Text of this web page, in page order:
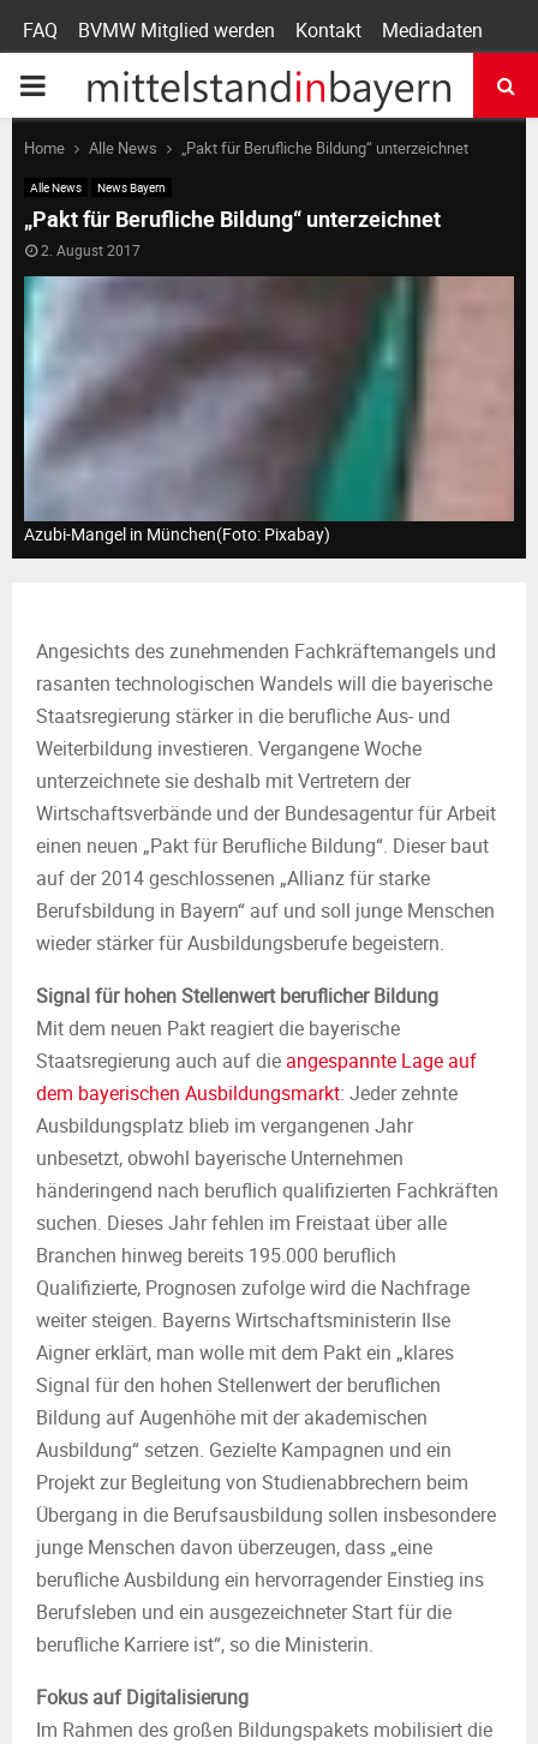
FAQ BVMW Mitglied werden Kontakt Mediadaten
P
R
I
M
A
R
M
N
U
Home Alle News „Pakt für Berufliche Bildung“ unterzeichnet
Alle News News Bayern
„Pakt für Berufliche Bildung“ unterzeichnet
2. August 2017
Azubi-Mangel in München(Foto: Pixabay)
Angesichts des zunehmenden Fachkräftemangels und
rasanten technologischen Wandels will die bayerische
Staatsregierung stärker in die berufliche Aus- und
Weiterbildung investieren. Vergangene Woche
unterzeichnete sie deshalb mit Vertretern der
Wirtschaftsverbände und der Bundesagentur für Arbeit
einen neuen „Pakt für Berufliche Bildung“. Dieser baut
auf der 2014 geschlossenen „Allianz für starke
Berufsbildung in Bayern“ auf und soll junge Menschen
wieder stärker für Ausbildungsberufe begeistern.
Signal für hohen Stellenwert beruflicher Bildung
Mit dem neuen Pakt reagiert die bayerische
Staatsregierung auch auf die angespannte Lage auf
dem bayerischen Ausbildungsmarkt: Jeder zehnte
Ausbildungsplatz blieb im vergangenen Jahr
unbesetzt, obwohl bayerische Unternehmen
händeringend nach beruflich qualifizierten Fachkräften
suchen. Dieses Jahr fehlen im Freistaat über alle
Branchen hinweg bereits 195.000 beruflich
Qualifizierte, Prognosen zufolge wird die Nachfrage
weiter steigen. Bayerns Wirtschaftsministerin Ilse
Aigner erklärt, man wolle mit dem Pakt ein „klares
Signal für den hohen Stellenwert der beruflichen
Bildung auf Augenhöhe mit der akademischen
Ausbildung“ setzen. Gezielte Kampagnen und ein
Projekt zur Begleitung von Studienabbrechern beim
Übergang in die Berufsausbildung sollen insbesondere
junge Menschen davon überzeugen, dass „eine
berufliche Ausbildung ein hervorragender Einstieg ins
Berufsleben und ein ausgezeichneter Start für die
berufliche Karriere ist“, so die Ministerin.
Fokus auf Digitalisierung
Im Rahmen des großen Bildungspakets mobilisiert die